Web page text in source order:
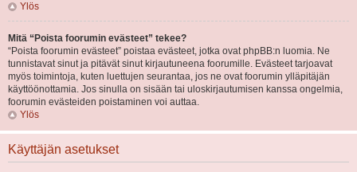
Ylös
Mitä “Poista foorumin evästeet” tekee?
“Poista foorumin evästeet” poistaa evästeet, jotka ovat phpBB:n luomia. Ne
tunnistavat sinut ja pitävät sinut kirjautuneena foorumille. Evästeet tarjoavat
myös toimintoja, kuten luettujen seurantaa, jos ne ovat foorumin ylläpitäjän
käyttöönottamia. Jos sinulla on sisään tai uloskirjautumisen kanssa ongelmia,
foorumin evästeiden poistaminen voi auttaa.
Ylös
Käyttäjän asetukset